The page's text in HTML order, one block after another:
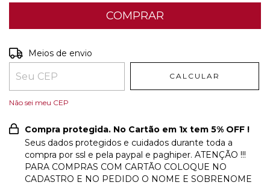
Entregas para o CEP:
Meios de envio
CALCULAR
Não sei meu CEP
Compra protegida. No Cartão em 1x tem 5% OFF !
Seus dados protegidos e cuidados durante toda a
compra por ssl e pela paypal e paghiper. ATENÇÃO !!!
PARA COMPRAS COM CARTÃO COLOQUE NO
CADASTRO E NO PEDIDO O NOME E SOBRENOME